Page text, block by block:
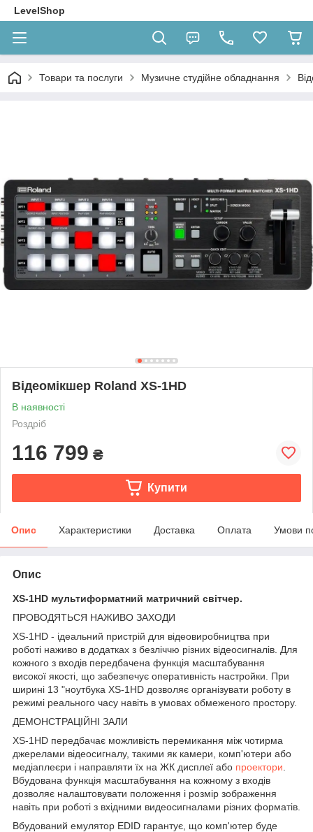
LevelShop
Товари та послуги Музичне студійне обладнання
Відеомікшер Roland XS-1HD
В наявності
Роздріб
116 799 ₴
Купити
Опис Характеристики Доставка Оплата Умови
Опис
XS-1HD мультиформатний матричний світчер.
ПРОВОДЯТЬСЯ НАЖИВО ЗАХОДИ
XS-1HD - ідеальний пристрій для відеовиробництва при
роботі наживо в додатках з безліччю різних відеосигналів. Для
кожного з входів передбачена функція масштабування
високої якості, що забезпечує оперативність настройки. При
ширині 13 "ноутбука XS-1HD дозволяє організувати роботу в
режимі реального часу навіть в умовах обмеженого простору.
ДЕМОНСТРАЦІЙНІ ЗАЛИ
XS-1HD передбачає можливість перемикання між чотирма
джерелами відеосигналу, такими як камери, комп'ютери або
медіаплеєри і направляти їх на ЖК дисплеї або проектори
Вбудована функція масштабування на кожному з входів
дозволяє налаштовувати положення і розмір зображення
навіть при роботі з вхідними видеосигналами різних форматів.
Вбудований емулятор EDID гарантує, що комп'ютер буде